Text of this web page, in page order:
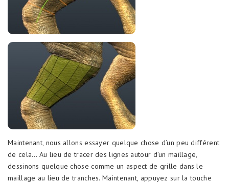
Maintenant, nous allons essayer quelque chose d’un peu différent
de cela… Au lieu de tracer des lignes autour d’un maillage,
dessinons quelque chose comme un aspect de grille dans le
maillage au lieu de tranches. Maintenant, appuyez sur la touche